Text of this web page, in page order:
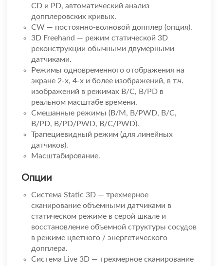
CD и PD, автоматический анализ
допплеровских кривых.
CW — постоянно-волновой допплер (опция).
3D Freehand — режим статической 3D
реконструкции обычными двумерными
датчиками.
Режимы одновременного отображения на
экране 2-х, 4-х и более изображений, в т.ч.
изображений в режимах B/C, B/PD в
реальном масштабе времени.
Смешанные режимы (B/M, B/PWD, B/C,
B/PD, B/PD/PWD, B/C/PWD).
Трапециевидный режим (для линейных
датчиков).
Масштабирование.
Опции
Система Static 3D — трехмерное
сканирование объемными датчиками в
статическом режиме в серой шкале и
восстановление объемной структуры сосудов
в режиме цветного / энергетического
допплера.
Система Live 3D — трехмерное сканирование